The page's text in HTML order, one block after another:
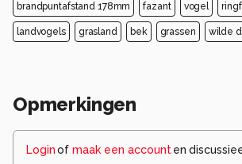
brandpuntafstand 178mm fazant vogel
landvogels grasland bek grassen wilde
Opmerkingen
Loginof maak een account en